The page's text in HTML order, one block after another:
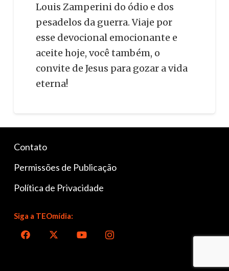
Louis Zamperini do ódio e dos
pesadelos da guerra. Viaje por
esse devocional emocionante e
aceite hoje, você também, o
convite de Jesus para gozar a vida
eterna!
Contato
Permissões de Publicação
Política de Privacidade
Siga a TEOmídia: